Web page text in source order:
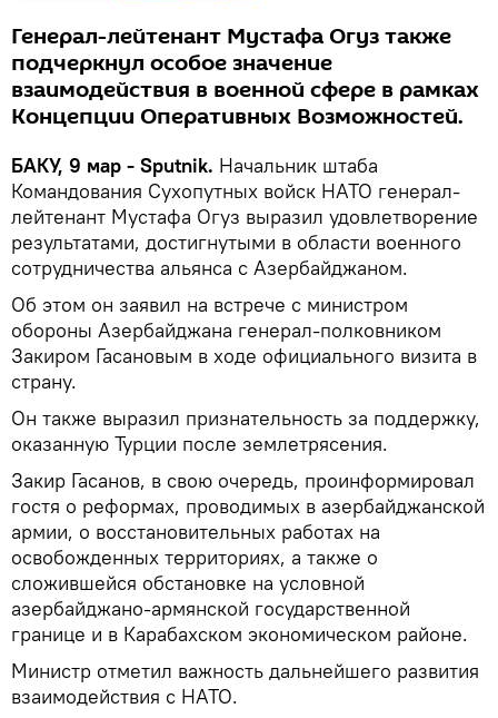
Генерал-лейтенант Мустафа Огуз также
подчеркнул особое значение
взаимодействия в военной сфере в рамках
Концепции Оперативных Возможностей.
БАКУ, 9 мар - Sputnik. Начальник штаба
Командования Сухопутных войск НАТО генерал-
лейтенант Мустафа Огуз выразил удовлетворение
результатами, достигнутыми в области военного
сотрудничества альянса с Азербайджаном.
Об этом он заявил на встрече с министром
обороны Азербайджана генерал-полковником
Закиром Гасановым в ходе официального визита в
страну.
Он также выразил признательность за поддержку,
оказанную Турции после землетрясения.
Закир Гасанов, в свою очередь, проинформировал
гостя о реформах, проводимых в азербайджанской
армии, о восстановительных работах на
освобожденных территориях, а также о
сложившейся обстановке на условной
азербайджано-армянской государственной
границе и в Карабахском экономическом районе.
Министр отметил важность дальнейшего развития
взаимодействия с НАТО.